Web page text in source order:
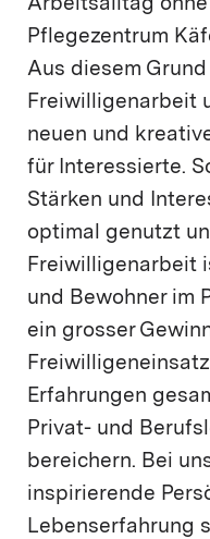
Arbeitsalltag
Pflegezentrum
Aus diesem
Freiwilligenarbeit
neuen und
für Interessierte.
Stärken und
optimal genutzt
Freiwilligenarbeit
und Bewohner im
ein grosser
Erfahrungen
Privat- und
bereichern. Bei
inspirierende
Lebenserfahrung